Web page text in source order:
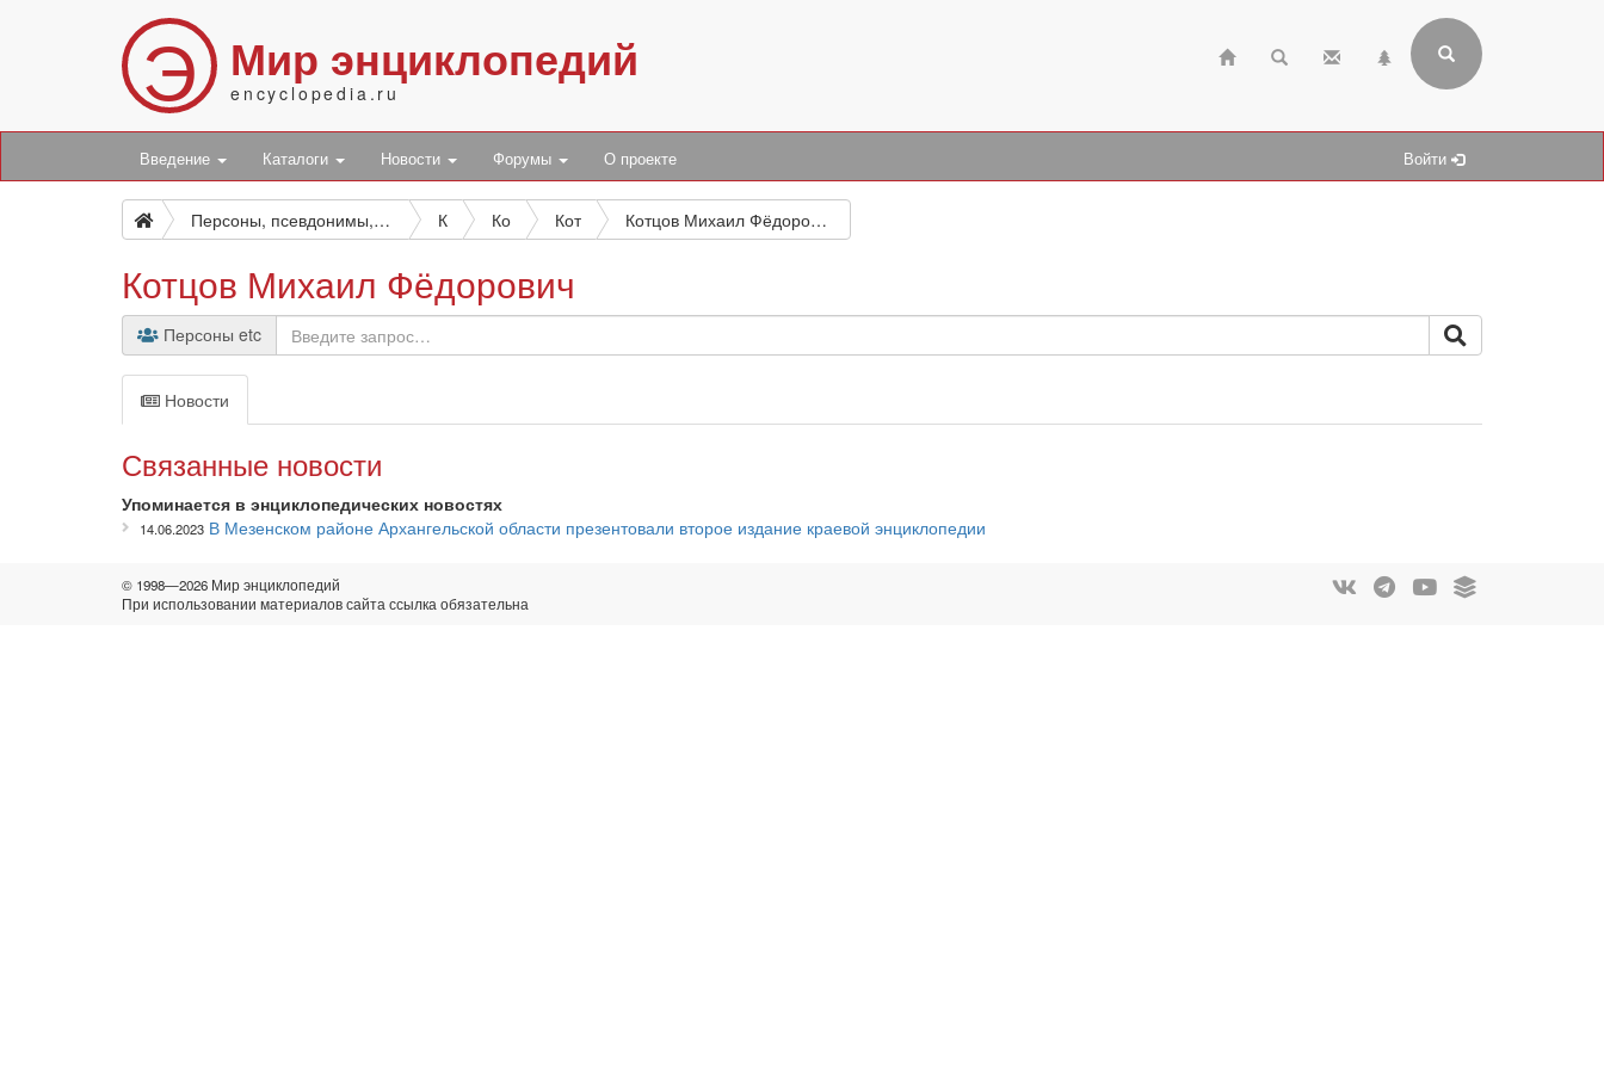
Э Мир энциклопедий
encyclopedia.ru
Введение Каталоги Новости Форумы О проекте Войти
Персоны, псевдонимы, персонажи и боты К Ко Кот Котцов Михаил Фёдорович
Котцов Михаил Фёдорович
Персоны etc
Новости
Связанные новости
Упоминается в энциклопедических новостях
14.06.2023 В Мезенском районе Архангельской области презентовали второе издание краевой энциклопедии
© 1998—2026 Мир энциклопедий
При использовании материалов сайта ссылка обязательна